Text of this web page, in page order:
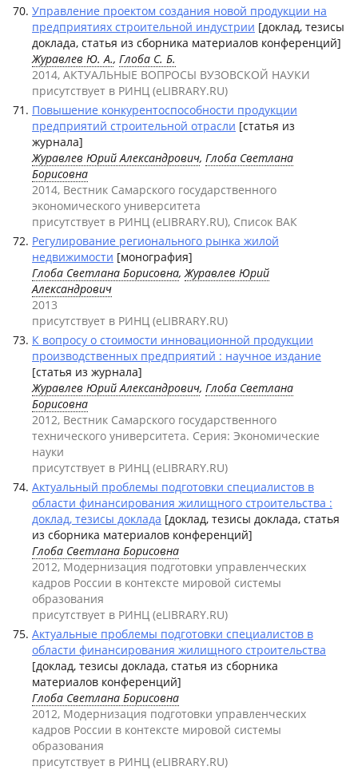
Управление проектом создания новой продукции на
предприятиях строительной индустрии [доклад, тезисы
доклада, статья из сборника материалов конференций]
Журавлев Ю. А., Глоба С. Б.
2014, АКТУАЛЬНЫЕ ВОПРОСЫ ВУЗОВСКОЙ НАУКИ
присутствует в РИНЦ (eLIBRARY.RU)
Повышение конкурентоспособности продукции
предприятий строительной отрасли [статья из
журнала]
Журавлев Юрий Александрович, Глоба Светлана
Борисовна
2014, Вестник Самарского государственного
экономического университета
присутствует в РИНЦ (eLIBRARY.RU), Список ВАК
Регулирование регионального рынка жилой
недвижимости [монография]
Глоба Светлана Борисовна,Журавлев Юрий
Александрович
2013
присутствует в РИНЦ (eLIBRARY.RU)
К вопросу о стоимости инновационной продукции
производственных предприятий : научное издание
[статья из журнала]
Журавлев Юрий Александрович, Глоба Светлана
Борисовна
2012, Вестник Самарского государственного
технического университета. Серия: Экономические
науки
присутствует в РИНЦ (eLIBRARY.RU)
Актуальный проблемы подготовки специалистов в
области финансирования жилищного строительства :
доклад, тезисы доклада [доклад, тезисы доклада, статья
из сборника материалов конференций]
Глоба Светлана Борисовна
2012, Модернизация подготовки управленческих
кадров России в контексте мировой системы
образования
присутствует в РИНЦ (eLIBRARY.RU)
Актуальные проблемы подготовки специалистов в
области финансирования жилищного строительства
[доклад, тезисы доклада, статья из сборника
материалов конференций]
Глоба Светлана Борисовна
2012, Модернизация подготовки управленческих
кадров России в контексте мировой системы
образования
присутствует в РИНЦ (eLIBRARY.RU)